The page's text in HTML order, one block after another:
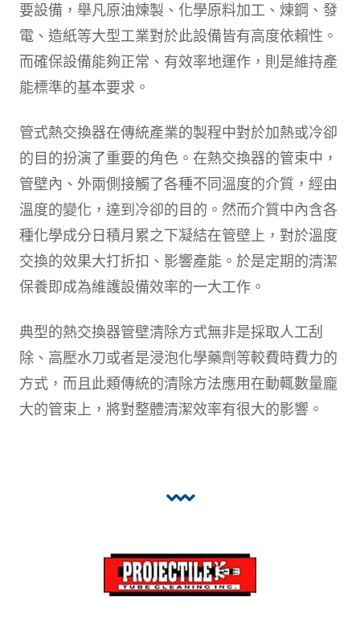
要設備，舉凡原油煉製、化學原料加工、煉鋼、發
電、造紙等大型工業對於此設備皆有高度依賴性。
而確保設備能夠正常、有效率地運作，則是維持產
能標準的基本要求。
管式熱交換器在傳統產業的製程中對於加熱或冷卻
的目的扮演了重要的角色。在熱交換器的管束中，
管壁內、外兩側接觸了各種不同溫度的介質，經由
溫度的變化，達到冷卻的目的。然而介質中內含各
種化學成分日積月累之下凝結在管壁上，對於溫度
交換的效果大打折扣、影響產能。於是定期的清潔
保養即成為維護設備效率的一大工作。
典型的熱交換器管壁清除方式無非是採取人工刮
除、高壓水刀或者是浸泡化學藥劑等較費時費力的
方式，而且此類傳統的清除方法應用在動輒數量龐
大的管束上，將對整體清潔效率有很大的影響。